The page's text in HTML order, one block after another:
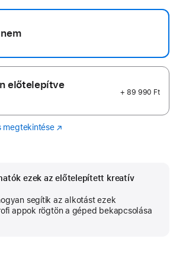
előtelepítve
+ 89 990 Ft
megtekintéseLogic
(Új
ezek az előtelepített kreatív
segítik az alkotást ezek
appok rögtön a géped bekapcsolása